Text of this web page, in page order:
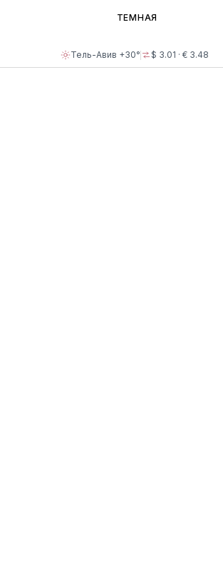
Тель-Авив +30° $ 3.01 · € 3.48
ТЕМНАЯ